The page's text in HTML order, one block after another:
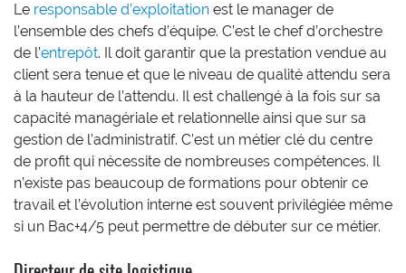
Le responsable d’exploitation est le manager de
l’ensemble des chefs d’équipe. C’est le chef d’orchestre
de l’entrepôt. Il doit garantir que la prestation vendue au
client sera tenue et que le niveau de qualité attendu sera
à la hauteur de l’attendu. Il est challengé à la fois sur sa
capacité managériale et relationnelle ainsi que sur sa
gestion de l’administratif. C’est un métier clé du centre
de profit qui nécessite de nombreuses compétences. Il
n’existe pas beaucoup de formations pour obtenir ce
travail et l’évolution interne est souvent privilégiée même
si un Bac+4/5 peut permettre de débuter sur ce métier.